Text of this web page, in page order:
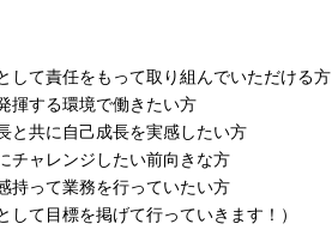
して責任をもって取り組んでいただける方
揮する環境で働きたい方
と共に自己成長を実感したい方
チャレンジしたい前向きな方
持って業務を行っていたい方
て目標を掲げて行っていきます！）